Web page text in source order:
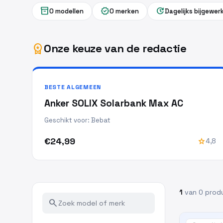
inventory_20 modellen verified0 merken updateDagelijks
workspace_premiumOnze keuze van de redactie
BESTE ALGEMEEN
Anker SOLIX Solarbank Max AC
Geschikt voor: Bebat
€24,99 star4,8
search
1 van 0